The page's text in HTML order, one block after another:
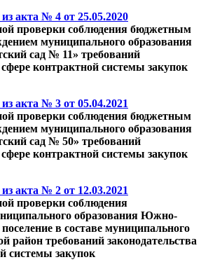
акта № 4 от 25.05.2020
проверки соблюдения бюджетным
муниципального образования
сад № 11» требований
сфере контрактной системы закупок
акта № 3 от 05.04.2021
проверки соблюдения бюджетным
муниципального образования
сад № 50» требований
сфере контрактной системы закупок
акта № 2 от 12.03.2021
проверки соблюдения
образования Южно-
в составе муниципального
район требований законодательства
системы закупок